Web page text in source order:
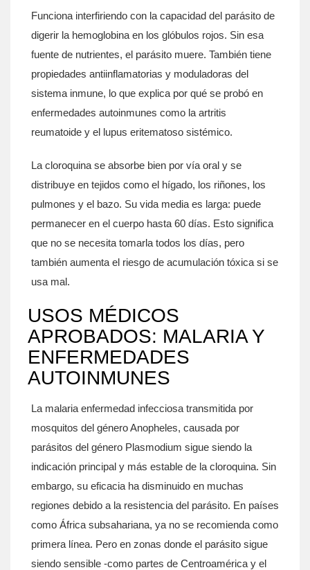
Funciona interfiriendo con la capacidad del parásito de
digerir la hemoglobina en los glóbulos rojos. Sin esa
fuente de nutrientes, el parásito muere. También tiene
propiedades antiinflamatorias y moduladoras del
sistema inmune, lo que explica por qué se probó en
enfermedades autoinmunes como la artritis
reumatoide y el lupus eritematoso sistémico.
La cloroquina se absorbe bien por vía oral y se
distribuye en tejidos como el hígado, los riñones, los
pulmones y el bazo. Su vida media es larga: puede
permanecer en el cuerpo hasta 60 días. Esto significa
que no se necesita tomarla todos los días, pero
también aumenta el riesgo de acumulación tóxica si se
usa mal.
USOS MÉDICOS
APROBADOS: MALARIA Y
ENFERMEDADES
AUTOINMUNES
La malaria enfermedad infecciosa transmitida por
mosquitos del género Anopheles, causada por
parásitos del género Plasmodium sigue siendo la
indicación principal y más estable de la cloroquina. Sin
embargo, su eficacia ha disminuido en muchas
regiones debido a la resistencia del parásito. En países
como África subsahariana, ya no se recomienda como
primera línea. Pero en zonas donde el parásito sigue
siendo sensible -como partes de Centroamérica y el